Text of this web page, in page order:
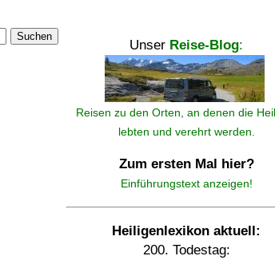
Suchen
Unser Reise-Blog:
Reisen zu den Orten, an denen die
lebten und verehrt werden.
Zum ersten Mal hier?
Einführungstext anzeigen!
Heiligenlexikon aktuell:
200. Todestag: